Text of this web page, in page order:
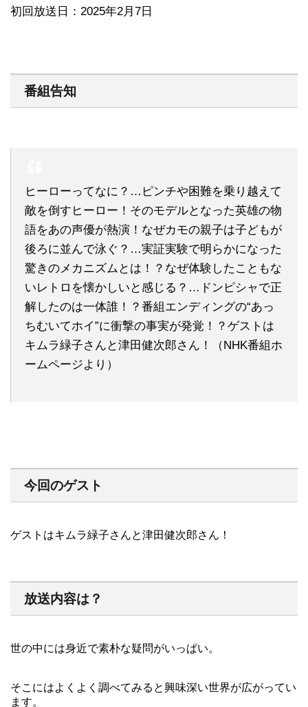
初回放送日：2025年2月7日
番組告知
ヒーローってなに？…ピンチや困難を乗り越えて
敵を倒すヒーロー！そのモデルとなった英雄の物
語をあの声優が熱演！なぜカモの親子は子どもが
後ろに並んで泳ぐ？…実証実験で明らかになった
驚きのメカニズムとは！？なぜ体験したこともな
いレトロを懐かしいと感じる？…ドンピシャで正
解したのは一体誰！？番組エンディングの“あっ
ちむいてホイ”に衝撃の事実が発覚！？ゲストは
キムラ緑子さんと津田健次郎さん！（NHK番組ホ
ームページより）
今回のゲスト
ゲストはキムラ緑子さんと津田健次郎さん！
放送内容は？
世の中には身近で素朴な疑問がいっぱい。
そこにはよくよく調べてみると興味深い世界が広がってい
ます。